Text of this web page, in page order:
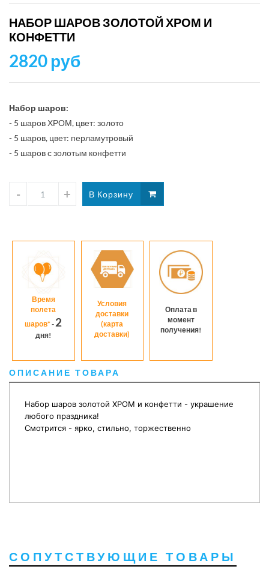
НАБОР ШАРОВ ЗОЛОТОЙ ХРОМ И
КОНФЕТТИ
2820 руб
Набор шаров:
- 5 шаров ХРОМ, цвет: золото
- 5 шаров, цвет: перламутровый
- 5 шаров с золотым конфетти
Время
полета
шаров*- 2
дня!
Условия
доставки
(карта
доставки)
Оплата в
момент
получения!
ОПИСАНИЕ ТОВАРА
Набор шаров золотой ХРОМ и конфетти - украшение
любого праздника!
Смотрится - ярко, стильно, торжественно
СОПУТСТВУЮЩИЕ ТОВАРЫ